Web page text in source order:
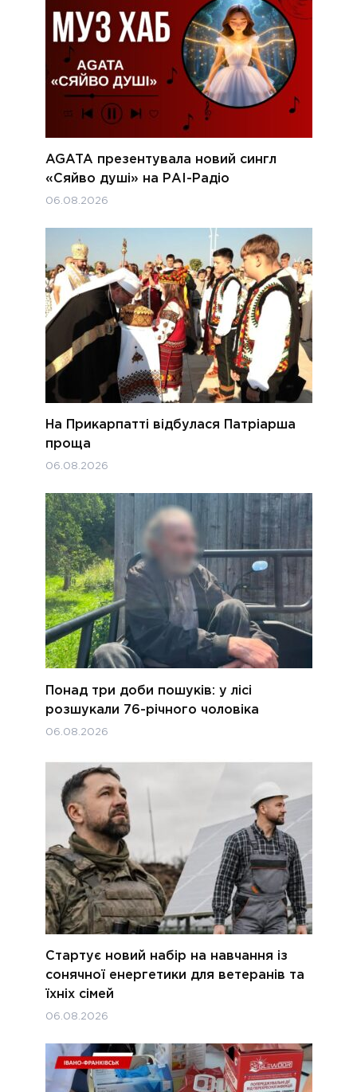
AGATA презентувала новий сингл
«Сяйво душі» на РАІ-Радіо
06.08.2026
На Прикарпатті відбулася Патріарша
проща
06.08.2026
Понад три доби пошуків: у лісі
розшукали 76-річного чоловіка
06.08.2026
Стартує новий набір на навчання із
сонячної енергетики для ветеранів та
їхніх сімей
06.08.2026